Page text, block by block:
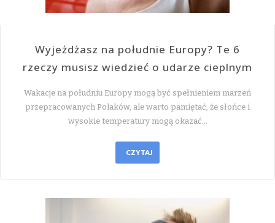
Wyjeżdżasz na południe Europy? Te 6
rzeczy musisz wiedzieć o udarze cieplnym
Wakacje na południu Europy mogą być spełnieniem marzeń
przepracowanych Polaków, ale warto pamiętać, że słońce i
wysokie temperatury mogą okazać…
CZYTAJ